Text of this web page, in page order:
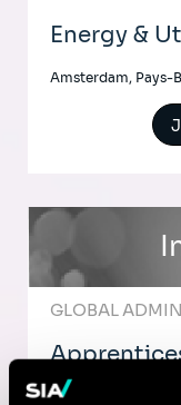
Energy &
Amsterdam, Pays-
GLOBAL
Analyst